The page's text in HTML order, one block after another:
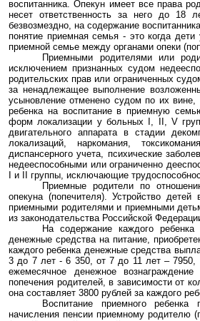
воспитанника. Опекун имеет все права
несет ответственность за него до 18
безвозмездно, на содержание
понятие приемная семья - это когда
приемной семье между органами опеки
Приемными родителями или
исключением признанных судом
родительских прав или ограниченных
за ненадлежащее выполнение
усыновление отменено судом по их
ребенка на воспитание в приемную
форм локализации у больных I, II, V
двигательного аппарата в стадии
локализаций, наркомания,
диспансерного учета, психические
недееспособными или ограниченно
I и II группы, исключающие
Приемные родители по
опекуна (попечителя). Устройство
приемными родителями и приемными
из законодательства Российской
На содержание каждого
денежные средства на питание,
каждого ребенка денежные средства
3 до 7 лет - 6 350, от 7 до 11 лет – 7950,
ежемесячное денежное
попечения родителей, в зависимости от
она составляет 3800 рублей за каждого
Воспитание приемного
начисления пенсии приемному родителю